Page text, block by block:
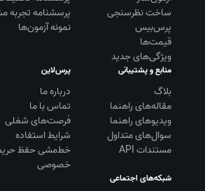
ساخت نظرسنجی
پرس‌بیس
قیمت‌ها
ویژگی‌های جدید
پرسشنامه تجربه
نمونه آزمون‌ها
منابع و پشتیبانی
بلاگ
مقاله‌های راهنما
ویديوهای راهنما
سوال‌های متداول
مستندات API
پرس‌لاین
درباره ما
تماس با ما
فرصت‌های شغلی
شرایط استفاده
خط‌مشی حفظ
خصوصی
شبکه‌های اجتماعی